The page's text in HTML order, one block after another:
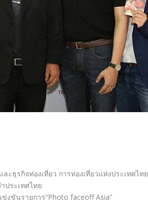
ธุรกิจท่องเที่ยว การท่องเที่ยวแห่งประเทศไทย
ระเทศไทย
ขันรายการ“Photo faceoff Asia”